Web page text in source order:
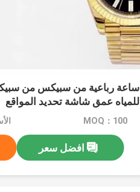
للمياه عمق شاشة تحديد المواقع
MOQ：100
افضل سعر